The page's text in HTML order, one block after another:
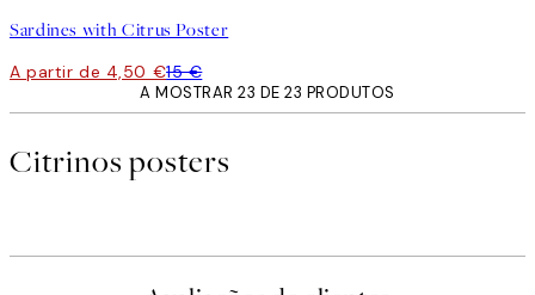
Sardines with Citrus Poster
A partir de 4,50 €15 €
A MOSTRAR 23 DE 23 PRODUTOS
Citrinos posters